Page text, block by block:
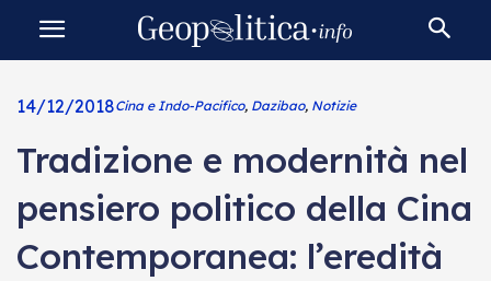
14/12/2018Cina e Indo-Pacifico, Dazibao, Notizie
Tradizione e modernità nel
pensiero politico della Cina
Contemporanea: l’eredità